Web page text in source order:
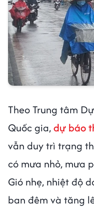
Theo Trung tâm
Quốc gia,dự báo
vẫn duy trì trạng
có mưa nhỏ, mưa
Gió nhẹ, nhiệt độ
ban đêm và tăng